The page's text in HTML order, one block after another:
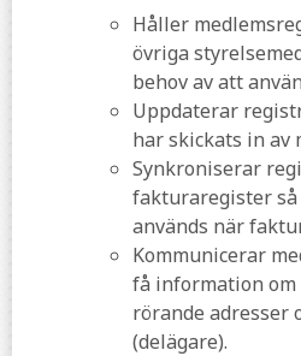
Håller
övriga
behov av att
Uppdaterar
har skickats in av
Synkroniserar
fakturaregister
används när
Kommunicerar
få information om
rörande adresser
(delägare).